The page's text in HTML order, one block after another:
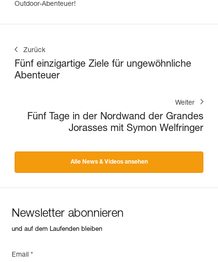
Outdoor-Abenteuer!
Zurück
Fünf einzigartige Ziele für ungewöhnliche
Abenteuer
Weiter
Fünf Tage in der Nordwand der Grandes
Jorasses mit Symon Welfringer
Alle News & Videos ansehen
Newsletter abonnieren
und auf dem Laufenden bleiben
Email *